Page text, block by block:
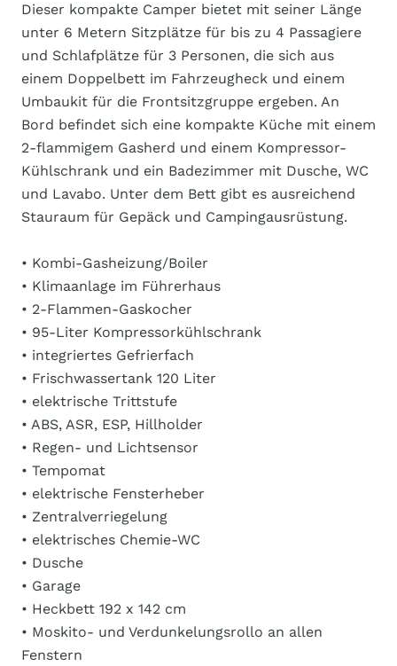
Dieser kompakte Camper bietet mit seiner Länge
unter 6 Metern Sitzplätze für bis zu 4 Passagiere
und Schlafplätze für 3 Personen, die sich aus
einem Doppelbett im Fahrzeugheck und einem
Umbaukit für die Frontsitzgruppe ergeben. An
Bord befindet sich eine kompakte Küche mit einem
2-flammigem Gasherd und einem Kompressor-
Kühlschrank und ein Badezimmer mit Dusche, WC
und Lavabo. Unter dem Bett gibt es ausreichend
Stauraum für Gepäck und Campingausrüstung.
• Kombi-Gasheizung/Boiler
• Klimaanlage im Führerhaus
• 2-Flammen-Gaskocher
• 95-Liter Kompressorkühlschrank
• integriertes Gefrierfach
• Frischwassertank 120 Liter
• elektrische Trittstufe
• ABS, ASR, ESP, Hillholder
• Regen- und Lichtsensor
• Tempomat
• elektrische Fensterheber
• Zentralverriegelung
• elektrisches Chemie-WC
• Dusche
• Garage
• Heckbett 192 x 142 cm
• Moskito- und Verdunkelungsrollo an allen
Fenstern